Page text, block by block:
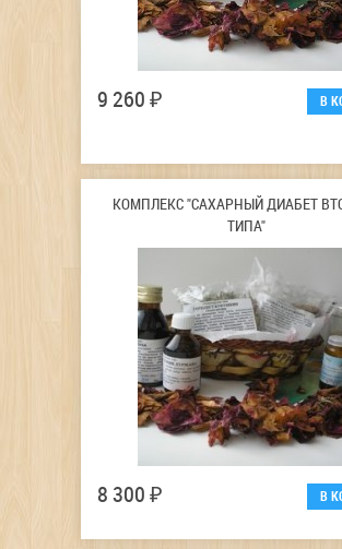
9 260 ₽
КОМПЛЕКС "САХАРНЫЙ ДИАБЕТ
ТИПА"
8 300 ₽